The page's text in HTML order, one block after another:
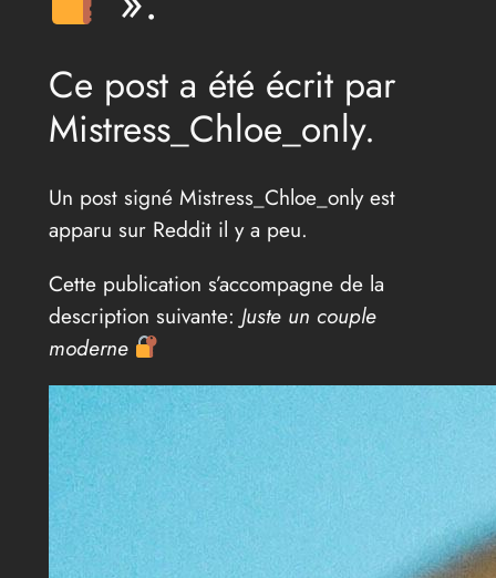
Ce post a été écrit par
Mistress_Chloe_only.
Un post signé Mistress_Chloe_only est
apparu sur Reddit il y a peu.
Cette publication s’accompagne de la
description suivante: Juste un couple
moderne